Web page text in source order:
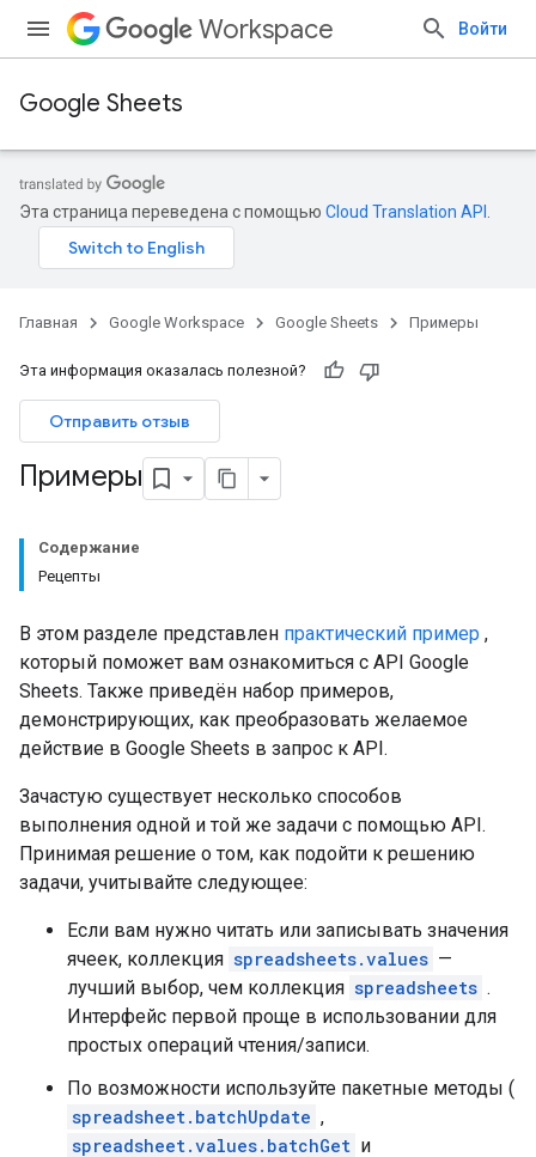
Workspace Войти
Google Sheets
Эта страница переведена с помощью Cloud Translation API
Главная Google Workspace Google Sheets Примеры
Эта информация оказалась полезной?
Отправить отзыв
Примеры
Содержание
Рецепты
В этом разделе представлен практический пример ,
который поможет вам ознакомиться с API Google
Sheets. Также приведён набор примеров,
демонстрирующих, как преобразовать желаемое
действие в Google Sheets в запрос к API.
Зачастую существует несколько способов
выполнения одной и той же задачи с помощью API.
Принимая решение о том, как подойти к решению
задачи, учитывайте следующее:
Если вам нужно читать или записывать значения
ячеек, коллекция spreadsheets.values ​​—
лучший выбор, чем коллекция spreadsheets .
Интерфейс первой проще в использовании для
простых операций чтения/записи.
По возможности используйте пакетные методы (
spreadsheet.batchUpdate ,
spreadsheet.values.batchGet и